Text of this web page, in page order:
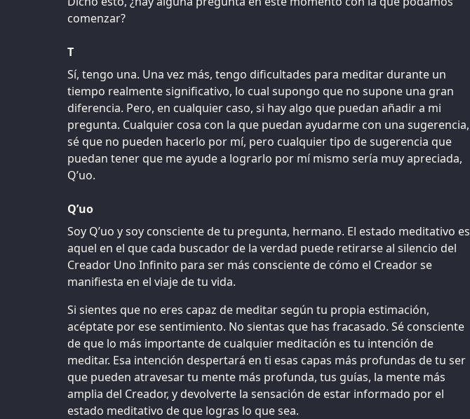
comenzar?
T
Sí, tengo una. Una vez más, tengo dificultades para meditar durante un
tiempo realmente significativo, lo cual supongo que no supone una gran
diferencia. Pero, en cualquier caso, si hay algo que puedan añadir a mi
pregunta. Cualquier cosa con la que puedan ayudarme con una sugerencia,
sé que no pueden hacerlo por mí, pero cualquier tipo de sugerencia que
puedan tener que me ayude a lograrlo por mí mismo sería muy apreciada,
Q’uo.
Q’uo
Soy Q’uo y soy consciente de tu pregunta, hermano. El estado meditativo es
aquel en el que cada buscador de la verdad puede retirarse al silencio del
Creador Uno Infinito para ser más consciente de cómo el Creador se
manifiesta en el viaje de tu vida.
Si sientes que no eres capaz de meditar según tu propia estimación,
acéptate por ese sentimiento. No sientas que has fracasado. Sé consciente
de que lo más importante de cualquier meditación es tu intención de
meditar. Esa intención despertará en ti esas capas más profundas de tu ser
que pueden atravesar tu mente más profunda, tus guías, la mente más
amplia del Creador, y devolverte la sensación de estar informado por el
estado meditativo de que logras lo que sea.